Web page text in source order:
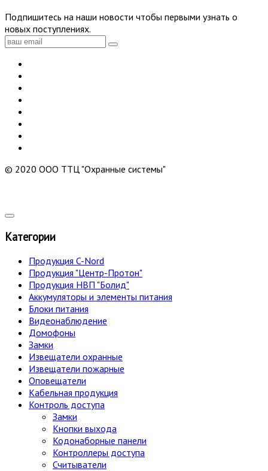
Подпишитесь на наши новости чтобы первыми узнать о
новых поступлениях.
© 2020 ООО ТТЦ "Охранные системы"
Категории
Продукция C-Nord
Продукция "Центр-Протон"
Продукция НВП "Болид"
Аккумуляторы и элементы питания
Блоки питания
Видеонаблюдение
Домофоны
Замки
Извещатели охранные
Извещатели пожарные
Оповещатели
Кабельная продукция
Контроль доступа
Замки
Кнопки выхода
Кодонаборные панели
Контроллеры доступа
Считыватели